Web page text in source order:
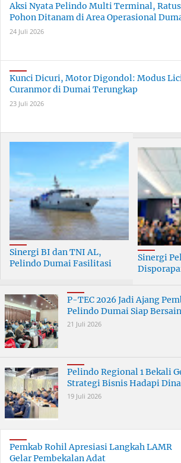
Aksi Nyata Pelindo Multi Terminal,
Pohon Ditanam di Area Operasional
24 Juli 2026
Kunci Dicuri, Motor Digondol: Modus
Curanmor di Dumai Terungkap
23 Juli 2026
Sinergi BI dan TNI AL,
Pelindo Dumai Fasilitasi
Sinergi
P-TEC 2026 Jadi Ajang
Pelindo Dumai Siap
21 Juli 2026
Pelindo Regional 1 Bekali
Strategi Bisnis Hadapi
19 Juli 2026
Pemkab Rohil Apresiasi Langkah LAMR
Gelar Pembekalan Adat